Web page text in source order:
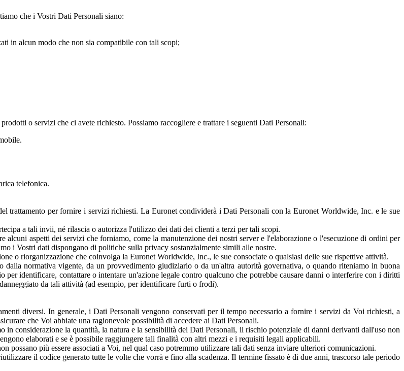
che i Vostri Dati Personali siano:
in alcun modo che non sia compatibile con tali scopi;
o servizi che ci avete richiesto. Possiamo raccogliere e trattare i seguenti Dati Personali:
telefonica.
trattamento per fornire i servizi richiesti. La Euronet condividerà i Dati Personali con la Euronet Worldwide, Inc. e le sue
a tali invii, né rilascia o autorizza l'utilizzo dei dati dei clienti a terzi per tali scopi.
aspetti dei servizi che forniamo, come la manutenzione dei nostri server e l'elaborazione o l'esecuzione di ordini per
i Vostri dati dispongano di politiche sulla privacy sostanzialmente simili alle nostre.
o riorganizzazione che coinvolga la Euronet Worldwide, Inc., le sue consociate o qualsiasi delle sue rispettive attività.
normativa vigente, da un provvedimento giudiziario o da un'altra autorità governativa, o quando riteniamo in buona
identificare, contattare o intentare un'azione legale contro qualcuno che potrebbe causare danni o interferire con i diritti
da tali attività (ad esempio, per identificare furti o frodi).
diversi. In generale, i Dati Personali vengono conservati per il tempo necessario a fornire i servizi da Voi richiesti, a
che Voi abbiate una ragionevole possibilità di accedere ai Dati Personali.
considerazione la quantità, la natura e la sensibilità dei Dati Personali, il rischio potenziale di danni derivanti dall'uso non
elaborati e se è possibile raggiungere tali finalità con altri mezzi e i requisiti legali applicabili.
possano più essere associati a Voi, nel qual caso potremmo utilizzare tali dati senza inviare ulteriori comunicazioni.
il codice generato tutte le volte che vorrà e fino alla scadenza. Il termine fissato è di due anni, trascorso tale periodo